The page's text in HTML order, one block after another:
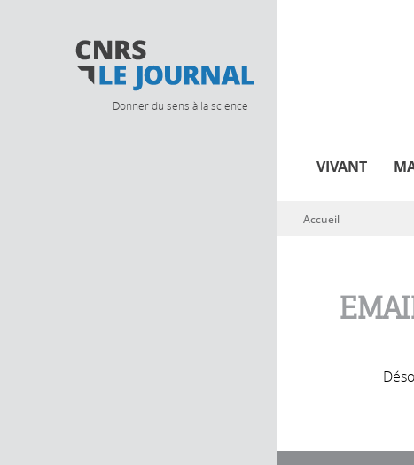
Donner du sens à la science
VIVANT
Vous êtes ici
Accueil